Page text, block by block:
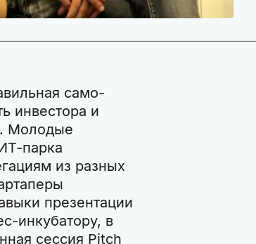
само-
инвестора и
Молодые
парка
из разных
презентации
инкубатору, в
сессия Pitch